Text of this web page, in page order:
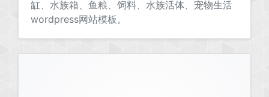
缸、水族箱、鱼粮、饲料、水族活体、宠物生活
wordpress网站模板。